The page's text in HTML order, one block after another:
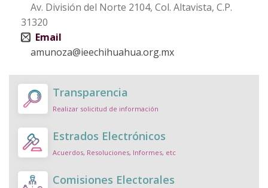
Av. División del Norte 2104, Col. Altavista, C.P.
31320
Email
amunoza@ieechihuahua.org.mx
Transparencia
Realizar solicitud de información
Estrados Electrónicos
Acuerdos, Resoluciones, Informes, etc
Comisiones Electorales